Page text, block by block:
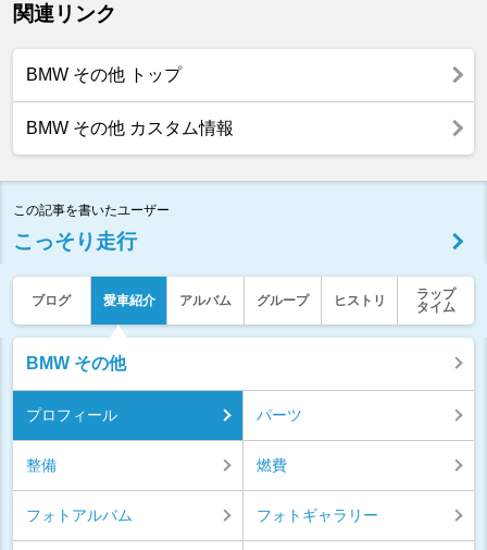
関連リンク
BMW その他 トップ
BMW その他 カスタム情報
この記事を書いたユーザー
こっそり走行
ブログ 愛車紹介 アルバム グループ ヒストリ
ラップ
タイム
BMW その他
プロフィール パーツ
整備 燃費
フォトアルバム フォトギャラリー